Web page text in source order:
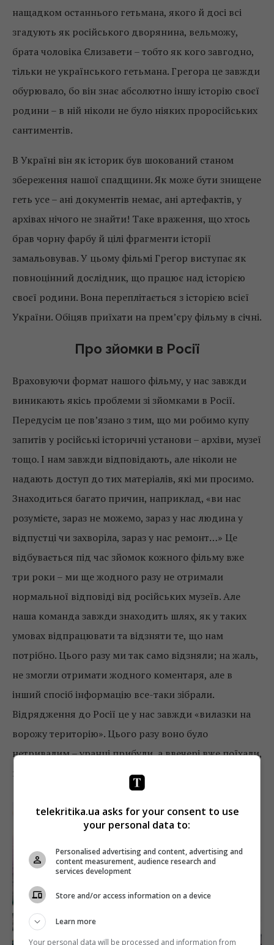
нащадком останнього гетьмана, якого й досі всі
згадують як російського дворянина, вельможу,
брата чоловіка Єлизавети – тобто як кого завгодно,
тільки не українського гетьмана. Грегора це завжди
обурювало, бо він знає абсолютно іншу історію своєї
родини – в ній ніколи не було ніяких проросійських
сантиментів.
В Україні він як історик був шокований станом
збереження нашої спадщини. Як може бути знищене
геть усе – ані документів немає, ані артефактів, у
архівах нічого не знайти! Таке враження, що хтось
брав чорну фарбу й цілі фрагменти історії
замальовував. У цьому фільмі Грегор виступає як
повноцінний дослідник, що працює над історією
своєї родини. Вона переплітається з історією всієї
України. Обіцяв приїхати на прем’єру фільму в січні.
Про зйомки в Росії
Враховуючи формат нашого фільму, у нас завжди
виникають якісь проблеми зі зйомками в Росії.
Передусім це пов’язано з тим, що ми робимо купу
запитів у російські історичні установи – архіви, музеї
тощо. І нам завжди відповідають, але ніколи не
надають доступ до тих матеріалів, які ми просимо.
Знаходиться багато причин, наприклад, «ви нас
розумієте, зараз не можемо, зараз у нас людина у
відпустці чи захворіла, зараз у нас ремонт…» Це
відбувається під час зйомок кожного фільму вже
три роки – ми ще жодного разу не отримали
нормальної відповіді від російських музеїв. Але
наша команда завжди знаходить шлях, як у таких
умовах відпрацювати та відзняти те, що нам
потрібно. Цього разу ми так само відзняли; на жаль,
не змогли отримати жодного коментаря, але в
інший спосіб інформацію все-таки зібрали.
Відрядження до Росії це у нас завжди «вилазки на
ворожу територію». Цього разу воно було
нетривалим – уранці прибули, а ввечері вже поїхали,
провівши зйомки буквально на трьох локаціях.
telekritika.ua asks for your consent to use
your personal data to:
Personalised advertising and content, advertising and
content measurement, audience research and
services development
Store and/or access information on a device
Learn more
Your personal data will be processed and information from